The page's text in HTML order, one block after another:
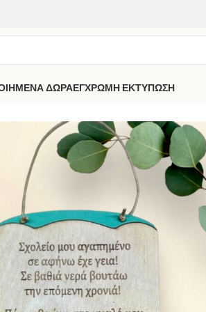
ΔΩΡΑΕΓΧΡΩΜΗ ΕΚΤΥΠΩΣΗ